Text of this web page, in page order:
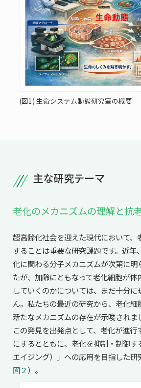
(図1) 生命システム動態研究室の概要
主な研究テーマ
老化のメカニズムの理解と抗
超高齢化社会を迎えた現代において、
することは重要な研究課題です。近年
化に関わる分子メカニズムが次第に明
たが、加齢にともなって老化細胞が体
していくのかについては、まだ十分
ん。私たちの最近の研究から、老化細
新たなメカニズムの存在が示唆されま
この発見を出発点として、老化が進
にするとともに、老化を抑制・制御す
エイジング）」への応用を目指した
図２）。